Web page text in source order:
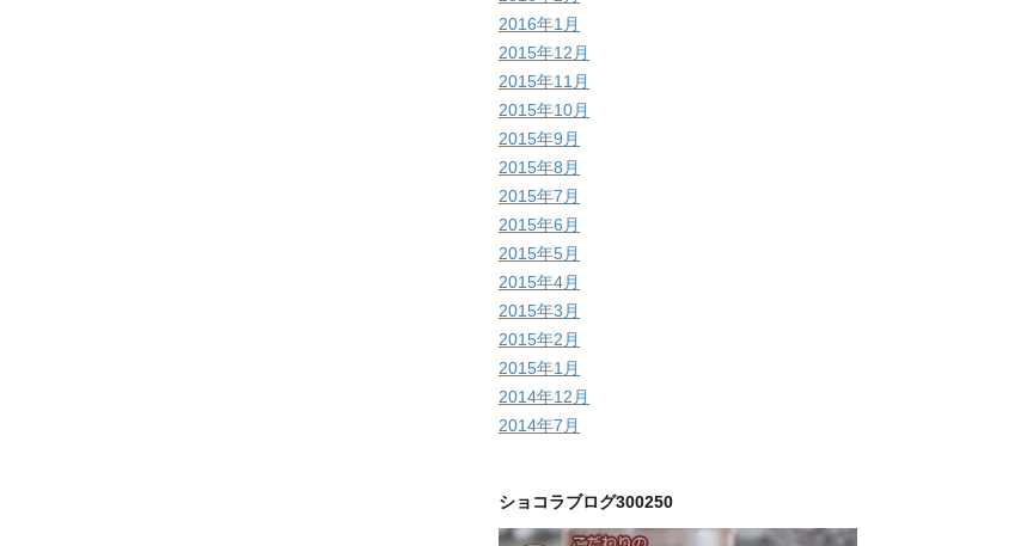
2016年1月
2015年12月
2015年11月
2015年10月
2015年9月
2015年8月
2015年7月
2015年6月
2015年5月
2015年4月
2015年3月
2015年2月
2015年1月
2014年12月
2014年7月
ショコラブログ300250